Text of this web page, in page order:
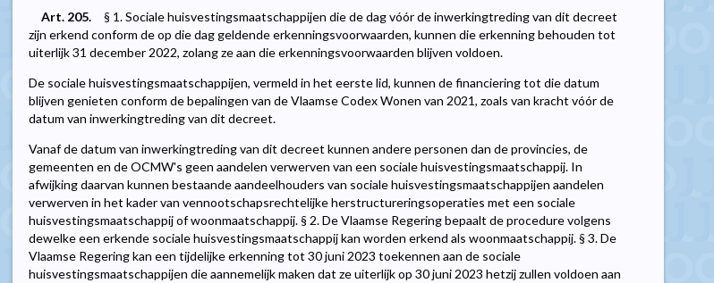
Art. 205.
§ 1. Sociale huisvestingsmaatschappijen die de dag vóór de inwerkingtreding van dit decreet
zijn erkend conform de op die dag geldende erkenningsvoorwaarden, kunnen die erkenning behouden tot
uiterlijk 31 december 2022, zolang ze aan die erkenningsvoorwaarden blijven voldoen.
De sociale huisvestingsmaatschappijen, vermeld in het eerste lid, kunnen de financiering tot die datum
blijven genieten conform de bepalingen van de Vlaamse Codex Wonen van 2021, zoals van kracht vóór de
datum van inwerkingtreding van dit decreet.
Vanaf de datum van inwerkingtreding van dit decreet kunnen andere personen dan de provincies, de
gemeenten en de OCMW's geen aandelen verwerven van een sociale huisvestingsmaatschappij. In
afwijking daarvan kunnen bestaande aandeelhouders van sociale huisvestingsmaatschappijen aandelen
verwerven in het kader van vennootschapsrechtelijke herstructureringsoperaties met een sociale
huisvestingsmaatschappij of woonmaatschappij. § 2. De Vlaamse Regering bepaalt de procedure volgens
dewelke een erkende sociale huisvestingsmaatschappij kan worden erkend als woonmaatschappij. § 3. De
Vlaamse Regering kan een tijdelijke erkenning tot 30 juni 2023 toekennen aan de sociale
huisvestingsmaatschappijen die aannemelijk maken dat ze uiterlijk op 30 juni 2023 hetzij zullen voldoen aan